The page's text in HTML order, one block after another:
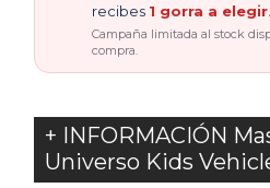
recibes 1 gorra a elegir
Campaña limitada al stock
compra.
+ INFORMACIÓN
Universo Kids